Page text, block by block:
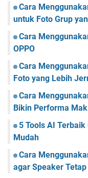
Cara
untuk Foto Grup
Cara
OPPO
Cara
Foto yang Lebih
Cara
Bikin Performa
5 Tools AI
Mudah
Cara
agar Speaker